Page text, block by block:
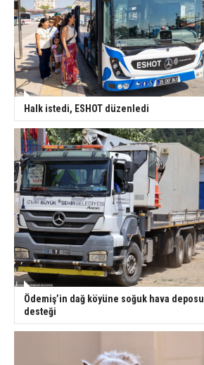
Halk istedi, ESHOT düzenledi
Ödemiş’in dağ köyüne soğuk hava deposu
desteği